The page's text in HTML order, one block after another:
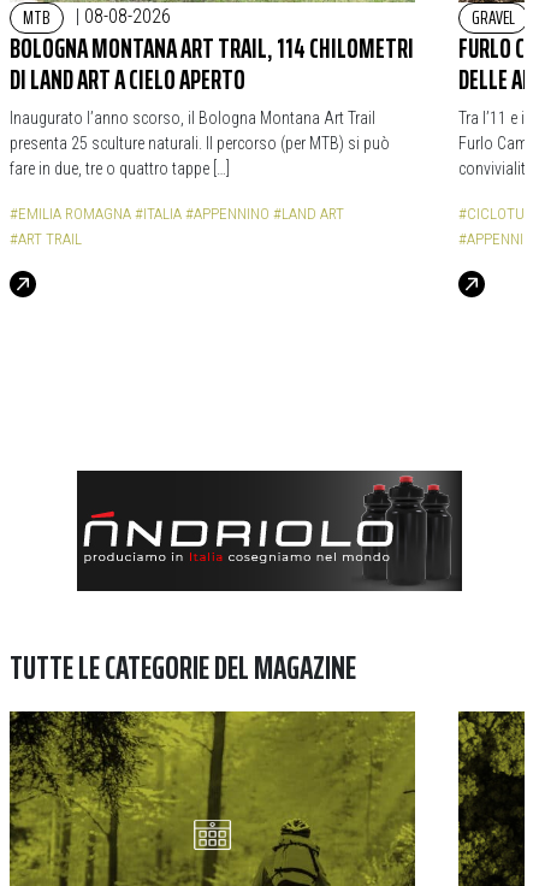
MTB | 08-08-2026
BOLOGNA MONTANA ART TRAIL, 114 CHILOMETRI
DI LAND ART A CIELO APERTO
Inaugurato l’anno scorso, il Bologna Montana Art Trail
presenta 25 sculture naturali. Il percorso (per MTB) si può
fare in due, tre o quattro tappe […]
#EMILIA ROMAGNA #ITALIA #APPENNINO #LAND ART
#ART TRAIL
GRAVEL
FURLO
DELLE
Tra l’11 e il
Furlo
convivialità
TUTTE LE CATEGORIE DEL MAGAZINE